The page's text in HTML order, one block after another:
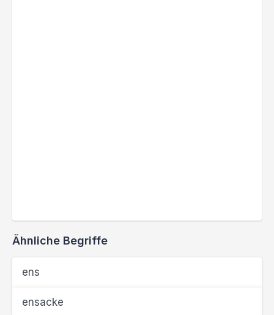
Ähnliche Begriffe
ens
ensacke